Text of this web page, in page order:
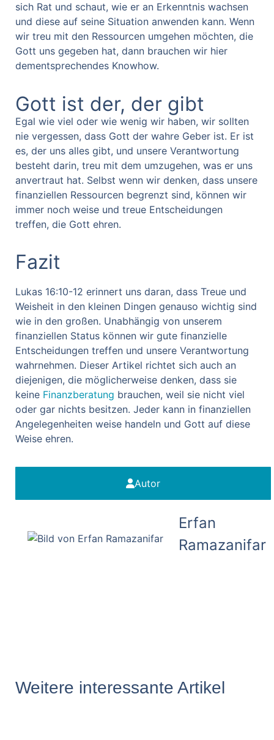
sich Rat und schaut, wie er an Erkenntnis wachsen
und diese auf seine Situation anwenden kann. Wenn
wir treu mit den Ressourcen umgehen möchten, die
Gott uns gegeben hat, dann brauchen wir hier
dementsprechendes Knowhow.
Gott ist der, der gibt
Egal wie viel oder wie wenig wir haben, wir sollten
nie vergessen, dass Gott der wahre Geber ist. Er ist
es, der uns alles gibt, und unsere Verantwortung
besteht darin, treu mit dem umzugehen, was er uns
anvertraut hat. Selbst wenn wir denken, dass unsere
finanziellen Ressourcen begrenzt sind, können wir
immer noch weise und treue Entscheidungen
treffen, die Gott ehren.
Fazit
Lukas 16:10-12 erinnert uns daran, dass Treue und
Weisheit in den kleinen Dingen genauso wichtig sind
wie in den großen. Unabhängig von unserem
finanziellen Status können wir gute finanzielle
Entscheidungen treffen und unsere Verantwortung
wahrnehmen. Dieser Artikel richtet sich auch an
diejenigen, die möglicherweise denken, dass sie
keine Finanzberatung brauchen, weil sie nicht viel
oder gar nichts besitzen. Jeder kann in finanziellen
Angelegenheiten weise handeln und Gott auf diese
Weise ehren.
Autor
Erfan
Ramazanifar
Weitere interessante Artikel